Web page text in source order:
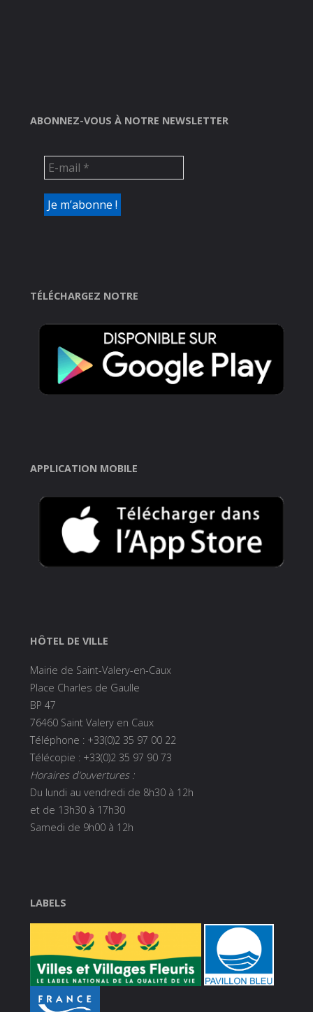
ABONNEZ-VOUS À NOTRE NEWSLETTER
TÉLÉCHARGEZ NOTRE
APPLICATION MOBILE
HÔTEL DE VILLE
Mairie de Saint-Valery-en-Caux
Place Charles de Gaulle
BP 47
76460 Saint Valery en Caux
Téléphone : +33(0)2 35 97 00 22
Télécopie : +33(0)2 35 97 90 73
Horaires d’ouvertures :
Du lundi au vendredi de 8h30 à 12h
et de 13h30 à 17h30
Samedi de 9h00 à 12h
LABELS